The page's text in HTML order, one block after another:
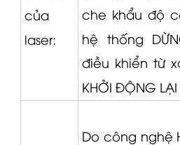
của
laser:
che khẩu độ
hệ thống
điều khiển từ
KHỞI ĐỘNG
Do công nghệ